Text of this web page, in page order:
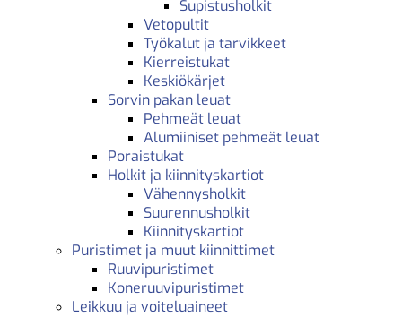
Supistusholkit
Vetopultit
Työkalut ja tarvikkeet
Kierreistukat
Keskiökärjet
Sorvin pakan leuat
Pehmeät leuat
Alumiiniset pehmeät leuat
Poraistukat
Holkit ja kiinnityskartiot
Vähennysholkit
Suurennusholkit
Kiinnityskartiot
Puristimet ja muut kiinnittimet
Ruuvipuristimet
Koneruuvipuristimet
Leikkuu ja voiteluaineet